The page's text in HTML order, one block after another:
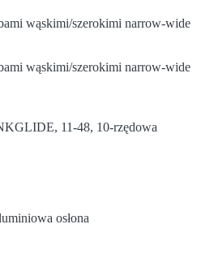
wąskimi/szerokimi narrow-wide
wąskimi/szerokimi narrow-wide
11-48, 10-rzędowa
osłona